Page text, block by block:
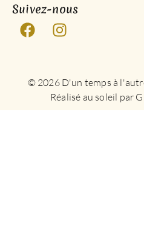
Suivez-nous
© 2026 D'un temps à
Réalisé au soleil par